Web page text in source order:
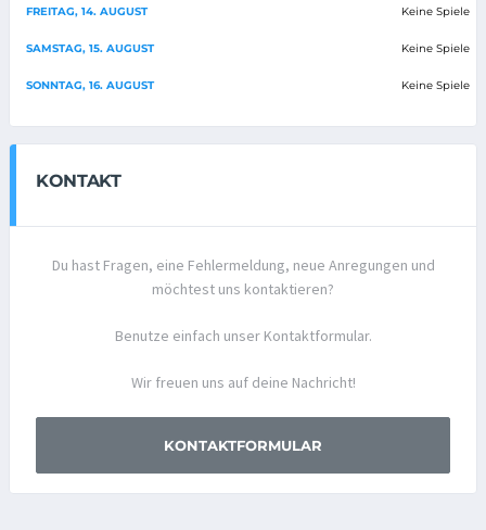
FREITAG, 14. AUGUST Keine Spiele
SAMSTAG, 15. AUGUST Keine Spiele
SONNTAG, 16. AUGUST Keine Spiele
KONTAKT
Du hast Fragen, eine Fehlermeldung, neue Anregungen und
möchtest uns kontaktieren?
Benutze einfach unser Kontaktformular.
Wir freuen uns auf deine Nachricht!
KONTAKTFORMULAR